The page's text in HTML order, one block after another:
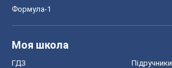
Формула-1
Моя школа
ГДЗ Підручники